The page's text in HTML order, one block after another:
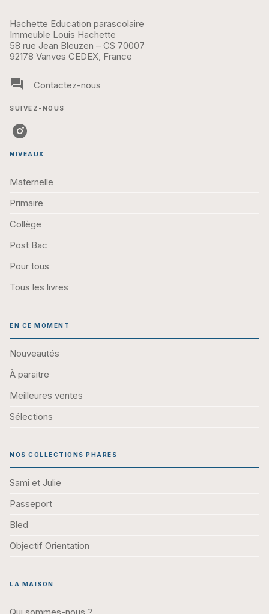
Hachette Education parascolaire
Immeuble Louis Hachette
58 rue Jean Bleuzen – CS 70007
92178 Vanves CEDEX, France
question_answer Contactez-nous
SUIVEZ-NOUS
NIVEAUX
Maternelle
Primaire
Collège
Post Bac
Pour tous
Tous les livres
EN CE MOMENT
Nouveautés
À paraitre
Meilleures ventes
Sélections
NOS COLLECTIONS PHARES
Sami et Julie
Passeport
Bled
Objectif Orientation
LA MAISON
Qui sommes-nous ?